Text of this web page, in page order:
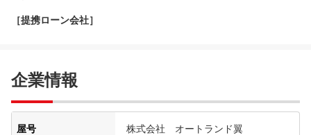
［提携ローン会社］
企業情報
屋号 株式会社 オートランド翼